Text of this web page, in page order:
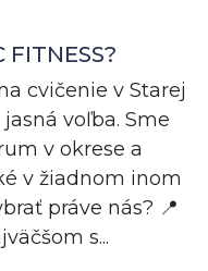
FITNESS?
cvičenie v Starej
jasná voľba. Sme
v okrese a
v žiadnom inom
práve nás? 📍
s...